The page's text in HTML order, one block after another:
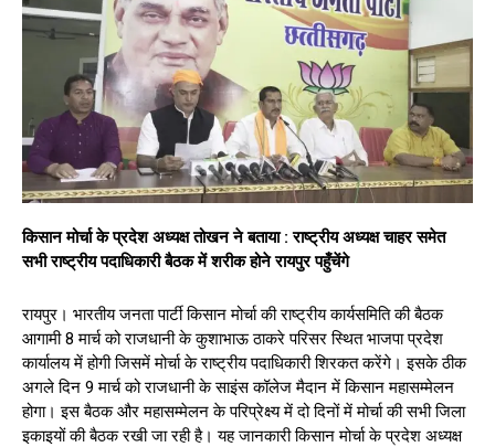
किसान मोर्चा के प्रदेश अध्यक्ष तोखन ने बताया : राष्ट्रीय अध्यक्ष चाहर समेत
सभी राष्ट्रीय पदाधिकारी बैठक में शरीक होने रायपुर पहुँचेंगे
रायपुर। भारतीय जनता पार्टी किसान मोर्चा की राष्ट्रीय कार्यसमिति की बैठक
आगामी 8 मार्च को राजधानी के कुशाभाऊ ठाकरे परिसर स्थित भाजपा प्रदेश
कार्यालय में होगी जिसमें मोर्चा के राष्ट्रीय पदाधिकारी शिरकत करेंगे। इसके ठीक
अगले दिन 9 मार्च को राजधानी के साइंस कॉलेज मैदान में किसान महासम्मेलन
होगा। इस बैठक और महासम्मेलन के परिप्रेक्ष्य में दो दिनों में मोर्चा की सभी जिला
इकाइयों की बैठक रखी जा रही है। यह जानकारी किसान मोर्चा के प्रदेश अध्यक्ष